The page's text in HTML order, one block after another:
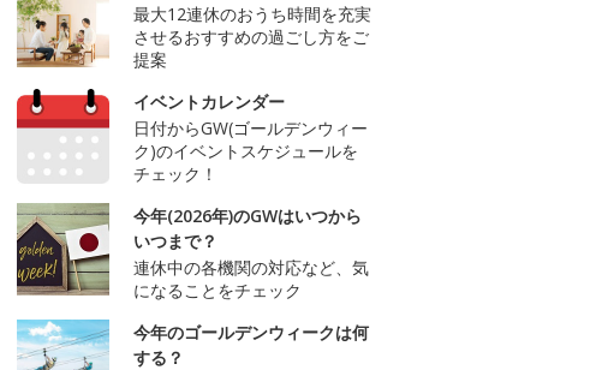
最大12連休のおうち時間を充実
させるおすすめの過ごし方をご
提案
イベントカレンダー
日付からGW(ゴールデンウィー
ク)のイベントスケジュールを
チェック！
今年(2026年)のGWはいつから
いつまで？
連休中の各機関の対応など、気
になることをチェック
今年のゴールデンウィークは何
する？